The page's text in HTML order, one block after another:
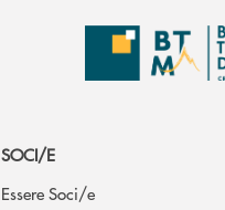
SOCI/E
Essere Soci/e